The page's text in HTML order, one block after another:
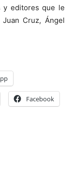
y editores que le
Cruz, Ángel
Facebook